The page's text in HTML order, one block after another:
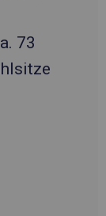
73